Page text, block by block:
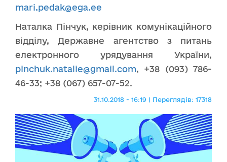
mari.pedak@ega.ee
Наталка Пінчук, керівник комунікаційного
відділу, Державне агентство з питань
електронного урядування України,
pinchuk.natalie@gmail.com, +38 (093) 786-
46-33; +38 (067) 657-07-52.
31.10.2018 - 16:19 | Переглядів: 17318